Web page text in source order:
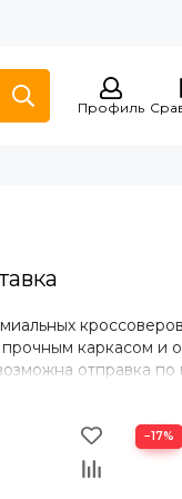
Профиль
каркасом и
отправка по
−17%